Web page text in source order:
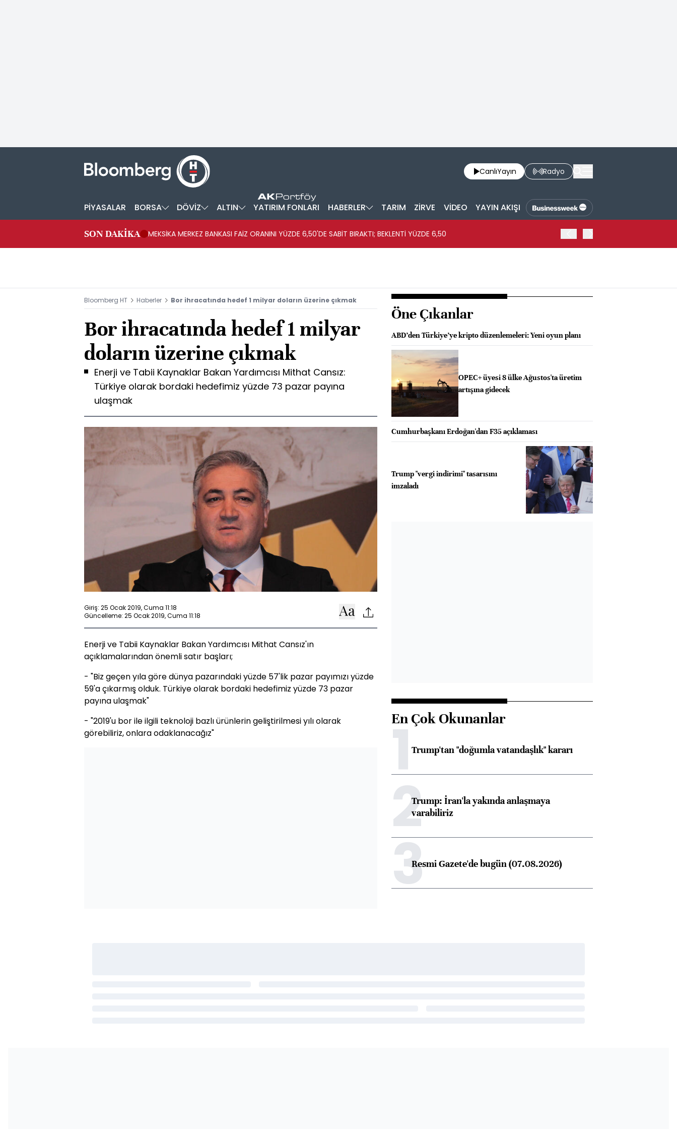
CanlıYayın Radyo
PİYASALAR BORSA DÖVİZ ALTIN YATIRIM FONLARI HABERLER TARIM ZİRVE VİDEO YAYIN AKIŞI
SON DAKİKA MEKSİKA MERKEZ BANKASI FAİZ ORANINI YÜZDE 6,50'DE SABİT BIRAKTI; BEKLENTİ YÜZDE 6,50
Bloomberg HT Haberler Bor ihracatında hedef 1 milyar doların üzerine çıkmak
Bor ihracatında hedef 1 milyar
doların üzerine çıkmak
Enerji ve Tabii Kaynaklar Bakan Yardımcısı Mithat Cansız:
Türkiye olarak bordaki hedefimiz yüzde 73 pazar payına
ulaşmak
Giriş: 25 Ocak 2019, Cuma 11:18
Güncelleme: 25 Ocak 2019, Cuma 11:18
Enerji ve Tabii Kaynaklar Bakan Yardımcısı Mithat Cansız'ın
açıklamalarından önemli satır başları;
- "Biz geçen yıla göre dünya pazarındaki yüzde 57'lik pazar payımızı yüzde
59'a çıkarmış olduk. Türkiye olarak bordaki hedefimiz yüzde 73 pazar
payına ulaşmak"
- "2019'u bor ile ilgili teknoloji bazlı ürünlerin geliştirilmesi yılı olarak
görebiliriz, onlara odaklanacağız"
Öne Çıkanlar
ABD’den Türkiye’ye kripto düzenlemeleri: Yeni oyun planı
OPEC+ üyesi 8 ülke Ağustos'ta üretim
artışına gidecek
Cumhurbaşkanı Erdoğan'dan F35 açıklaması
Trump "vergi indirimi" tasarısını
imzaladı
En Çok Okunanlar
1Trump'tan "doğumla vatandaşlık" kararı
2Trump: İran'la yakında anlaşmaya
varabiliriz
3Resmi Gazete'de bugün (07.08.2026)